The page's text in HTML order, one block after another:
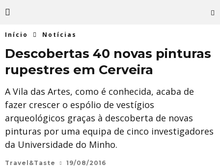
Início Notícias
Descobertas 40 novas pinturas
rupestres em Cerveira
A Vila das Artes, como é conhecida, acaba de
fazer crescer o espólio de vestígios
arqueológicos graças à descoberta de novas
pinturas por uma equipa de cinco investigadores
da Universidade do Minho.
Travel&Taste 19/08/2016